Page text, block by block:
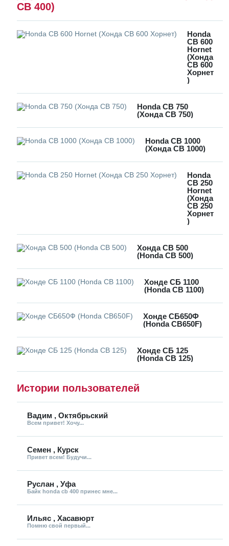
СВ 400)
Honda
CB 600
Hornet
(Хонда
СВ 600
Хорнет
)
Honda CB 750
(Хонда СВ 750)
Honda CB 1000
(Хонда СВ 1000)
Honda
CB 250
Hornet
(Хонда
СВ 250
Хорнет
)
Хонда CB 500
(Honda CB 500)
Хонде СБ 1100
(Honda CB 1100)
Хонде СБ650Ф
(Honda CB650F)
Хонде СБ 125
(Honda CB 125)
Истории пользователей
Вадим , Октябрьский
Всем привет! Хочу...
Семен , Курск
Привет всем! Будучи...
Руслан , Уфа
Байк honda cb 400 принес мне...
Ильяс , Хасавюрт
Помню свой первый...